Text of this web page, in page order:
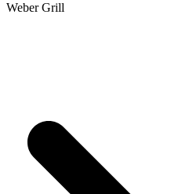
Weber Grill